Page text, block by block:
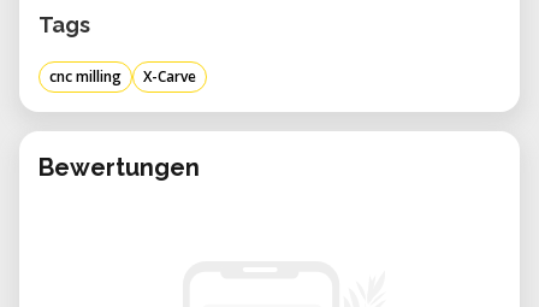
Compatible avec de nombreux matériaux
Parfaite pour les FabLabs, ateliers
collaboratifs et établissements
Tags
cnc milling X-Carve
Bewertungen